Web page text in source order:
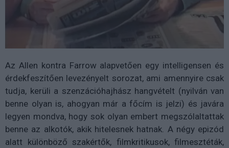
Az Allen kontra Farrow alapvetően egy intelligensen és
érdekfeszítően levezényelt sorozat, ami amennyire csak
tudja, kerüli a szenzációhajhász hangvételt (nyilván van
benne olyan is, ahogyan már a főcím is jelzi) és javára
legyen mondva, hogy sok olyan embert megszólaltattak
benne az alkotók, akik hitelesnek hatnak. A négy epizód
alatt különböző szakértők, filmkritikusok, filmesztéták,